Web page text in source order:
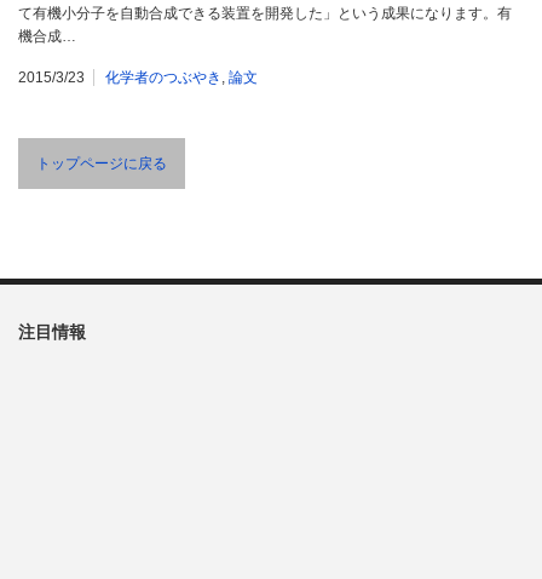
て有機小分子を自動合成できる装置を開発した」という成果になります。有
機合成…
2015/3/23 化学者のつぶやき 論文
トップページに戻る
注目情報